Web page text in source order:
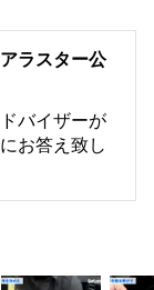
ラスター公
バイザーが
お答え致し